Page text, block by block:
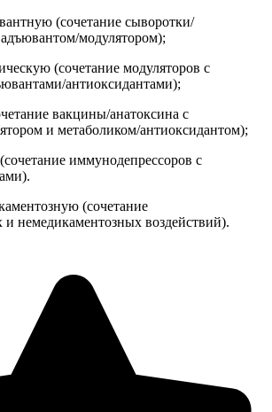
(сочетание сыворотки/
модулятором);
(сочетание модуляторов с
антиоксидантами);
вакцины/анатоксина с
и метаболиком/антиоксидантом);
иммунодепрессоров с
(сочетание
и немедикаментозных воздействий).